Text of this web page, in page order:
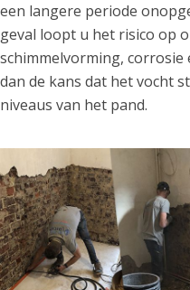
een langere periode
geval loopt u het risico op
schimmelvorming,
dan de kans dat het vocht
niveaus van het pand.